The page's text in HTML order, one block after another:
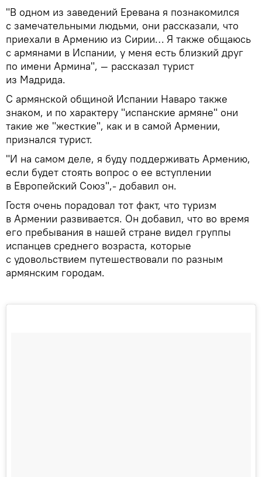
"В одном из заведений Еревана я познакомился
с замечательными людьми, они рассказали, что
приехали в Армению из Сирии… Я также общаюсь
с армянами в Испании, у меня есть близкий друг
по имени Армина", — рассказал турист
из Мадрида.
С армянской общиной Испании Наваро также
знаком, и по характеру "испанские армяне" они
такие же "жесткие", как и в самой Армении,
признался турист.
"И на самом деле, я буду поддерживать Армению,
если будет стоять вопрос о ее вступлении
в Европейский Союз",- добавил он.
Гостя очень порадовал тот факт, что туризм
в Армении развивается. Он добавил, что во время
его пребывания в нашей стране видел группы
испанцев среднего возраста, которые
с удовольствием путешествовали по разным
армянским городам.